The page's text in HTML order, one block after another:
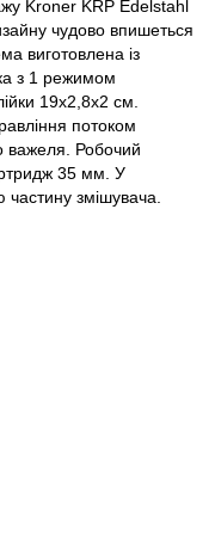
Kroner KRP Edelstahl
чудово впишеться
виготовлена із
з 1 режимом
19х2,8х2 см.
потоком
важеля. Робочий
35 мм. У
змішувача.